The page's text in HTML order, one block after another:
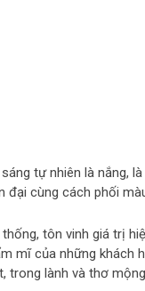
tự nhiên là nắng,
cùng cách phối
tôn vinh giá trị
mĩ của những khách
trong lành và thơ